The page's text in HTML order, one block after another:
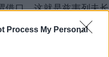
Process My Personal
借口。这就是兹韦列夫长
之所以产生更大的共鸣，
发怒和在球场上的态度，